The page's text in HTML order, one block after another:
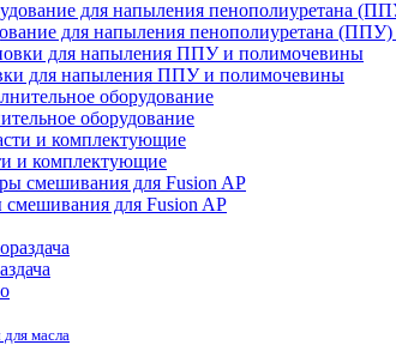
для напыления пенополиуретана
для напыления ППУ и полимочевины
оборудование
и комплектующие
для Fusion AP
масла